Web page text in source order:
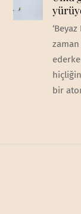
zaman
bir